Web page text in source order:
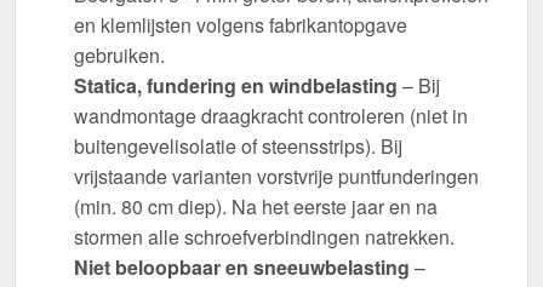
en klemlijsten volgens fabrikantopgave
gebruiken.
Statica, fundering en windbelasting – Bij
wandmontage draagkracht controleren (niet in
buitengevelisolatie of steensstrips). Bij
vrijstaande varianten vorstvrije puntfunderingen
(min. 80 cm diep). Na het eerste jaar en na
stormen alle schroefverbindingen natrekken.
Niet beloopbaar en sneeuwbelasting –